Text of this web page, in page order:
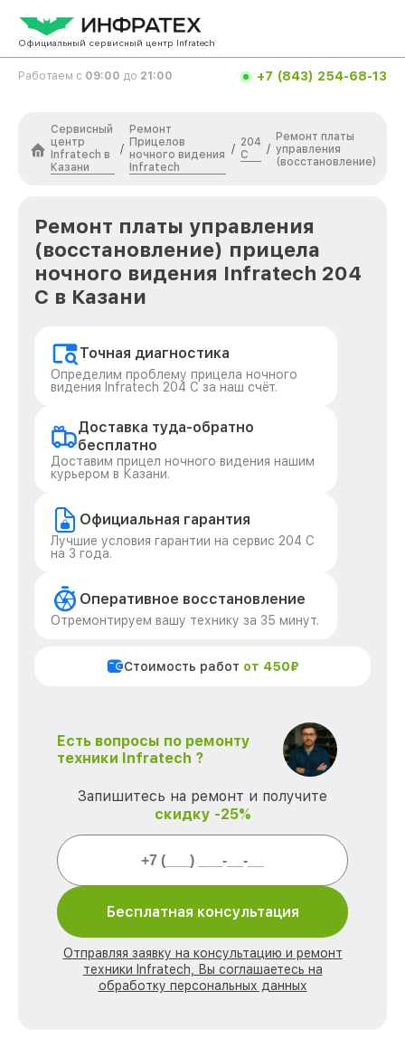
Официальный сервисный центр Infratech
Работаем с 09:00 до 21:00 +7 (843) 254-68-13
Сервисный
центр
Infratech в
Казани
/
Ремонт
Прицелов
ночного видения
Infratech
/
204
С
/
Ремонт платы
управления
(восстановление)
Ремонт платы управления
(восстановление) прицела
ночного видения Infratech 204
С в Казани
Точная диагностика
Определим проблему прицела ночного
видения Infratech 204 С за наш счёт.
Доставка туда-обратно
бесплатно
Доставим прицел ночного видения нашим
курьером в Казани.
Официальная гарантия
Лучшие условия гарантии на сервис 204 С
на 3 года.
Оперативное восстановление
Отремонтируем вашу технику за 35 минут.
Стоимость работ от 450₽
Есть вопросы по ремонту
техники Infratech ?
Запишитесь на ремонт и получите
скидку -25%
Бесплатная консультация
Отправляя заявку на консультацию и ремонт
техники Infratech, Вы соглашаетесь на
обработку персональных данных